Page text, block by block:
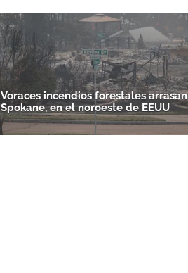
Voraces incendios forestales arrasan
Spokane, en el noroeste de EEUU